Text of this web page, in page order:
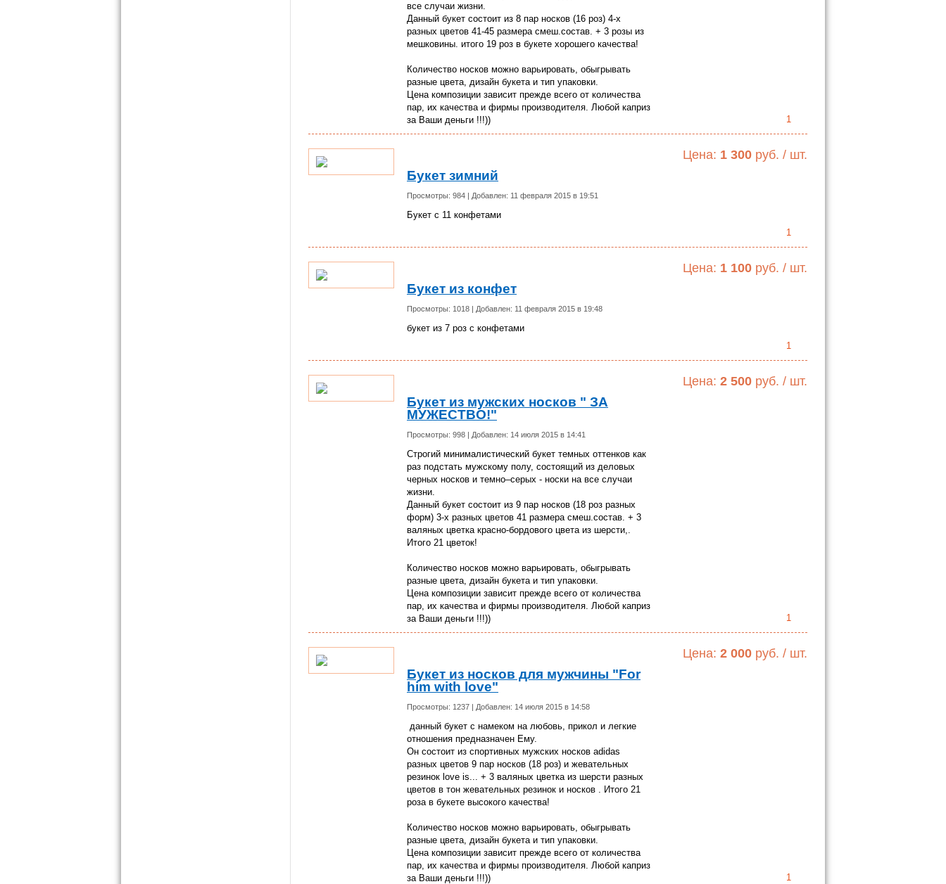
все случаи жизни.
Данный букет состоит из 8 пар носков (16 роз) 4-х
разных цветов 41-45 размера смеш.состав. + 3 розы из
мешковины. итого 19 роз в букете хорошего качества!
Количество носков можно варьировать, обыгрывать
разные цвета, дизайн букета и тип упаковки.
Цена композиции зависит прежде всего от количества
пар, их качества и фирмы производителя. Любой каприз
за Ваши деньги !!!))
1
Букет зимний
Просмотры: 984 | Добавлен: 11 февраля 2015 в 19:51
Букет с 11 конфетами
Цена: 1 300 руб. / шт.
1
Букет из конфет
Просмотры: 1018 | Добавлен: 11 февраля 2015 в 19:48
букет из 7 роз с конфетами
Цена: 1 100 руб. / шт.
1
Букет из мужских носков " ЗА
МУЖЕСТВО!"
Просмотры: 998 | Добавлен: 14 июля 2015 в 14:41
Строгий минималистический букет темных оттенков как
раз подстать мужскому полу, состоящий из деловых
черных носков и темно–серых - носки на все случаи
жизни.
Данный букет состоит из 9 пар носков (18 роз разных
форм) 3-х разных цветов 41 размера смеш.состав. + 3
валяных цветка красно-бордового цвета из шерсти,.
Итого 21 цветок!
Количество носков можно варьировать, обыгрывать
разные цвета, дизайн букета и тип упаковки.
Цена композиции зависит прежде всего от количества
пар, их качества и фирмы производителя. Любой каприз
за Ваши деньги !!!))
Цена: 2 500 руб. / шт.
1
Букет из носков для мужчины "For
him with love"
Просмотры: 1237 | Добавлен: 14 июля 2015 в 14:58
данный букет с намеком на любовь, прикол и легкие
отношения предназначен Ему.
Он состоит из cпортивных мужских носков adidas
разных цветов 9 пар носков (18 роз) и жевательных
резинок love is... + 3 валяных цветка из шерсти разных
цветов в тон жевательных резинок и носков . Итого 21
роза в букете высокого качества!
Количество носков можно варьировать, обыгрывать
разные цвета, дизайн букета и тип упаковки.
Цена композиции зависит прежде всего от количества
пар, их качества и фирмы производителя. Любой каприз
за Ваши деньги !!!))
Цена: 2 000 руб. / шт.
1